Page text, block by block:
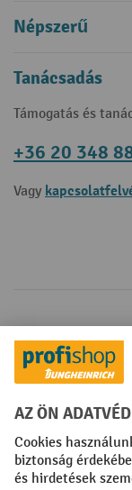
Népszerű
Tanácsadás
Támogatás és
+36 20 348
Vagy
Fizetési
Creditcard
Előrefizetés
Közösségi